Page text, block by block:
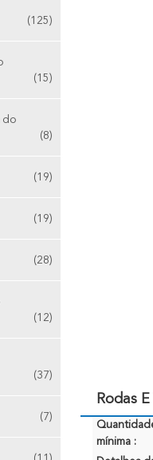
(125)
(15)
do
(8)
(19)
(19)
(28)
(12)
(37)
(7)
Rodas
mínima :